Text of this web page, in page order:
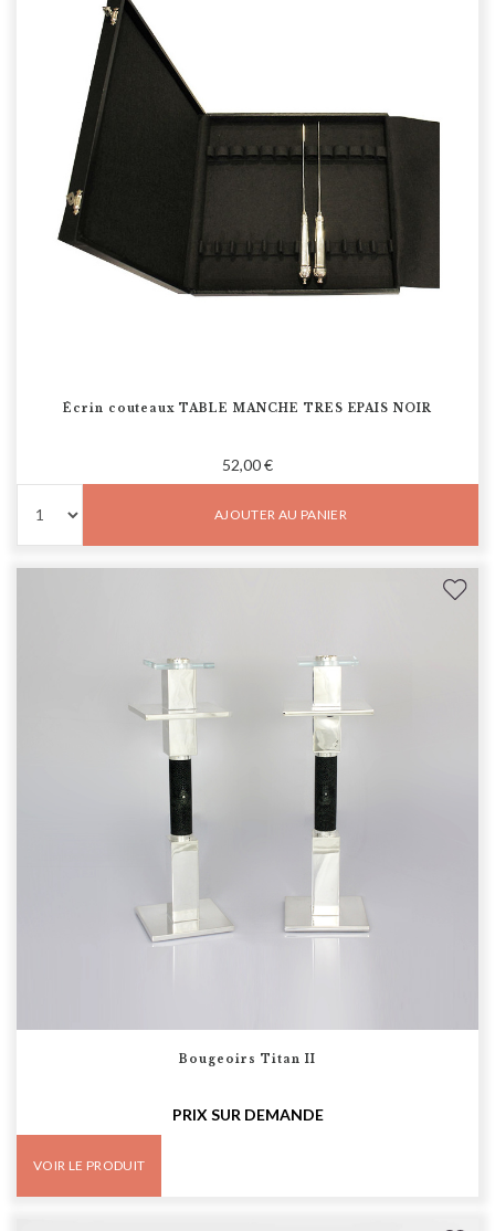
Écrin couteaux TABLE MANCHE TRES EPAIS NOIR
52,00 €
AJOUTER AU PANIER
Bougeoirs Titan II
PRIX SUR DEMANDE
VOIR LE PRODUIT